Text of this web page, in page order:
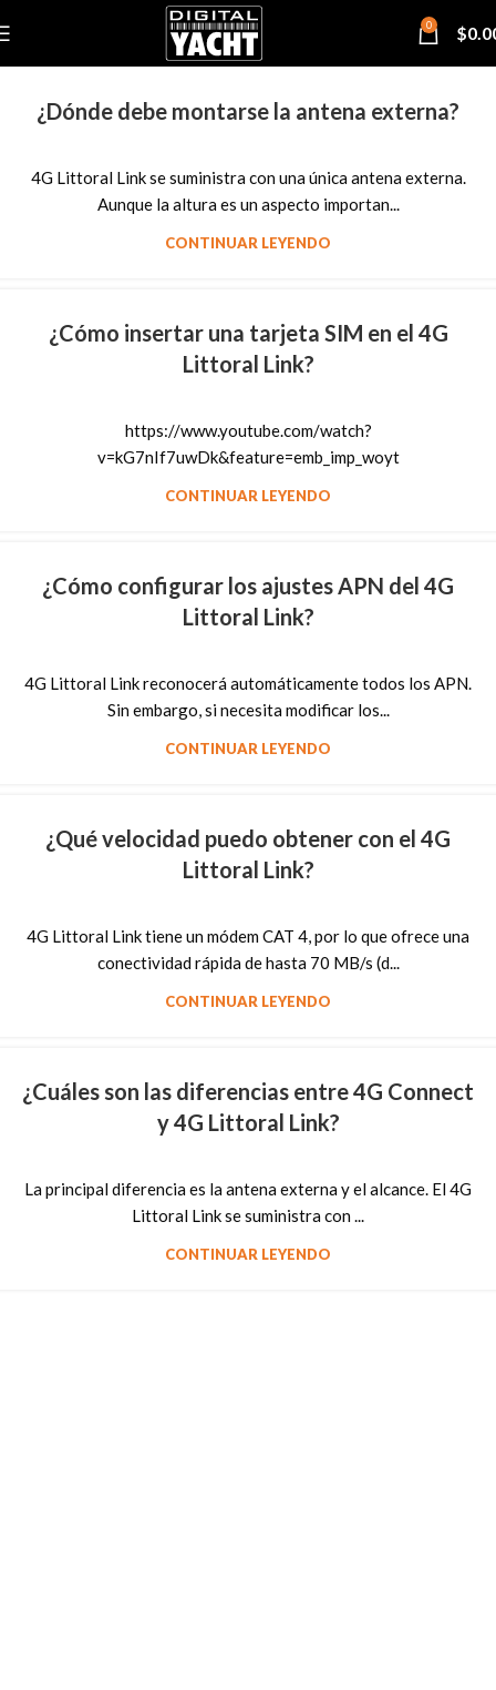
0 $
¿Dónde debe montarse la antena externa?
4G Littoral Link se suministra con una única antena externa.
Aunque la altura es un aspecto importan...
CONTINUAR LEYENDO
¿Cómo insertar una tarjeta SIM en el 4G
Littoral Link?
https://www.youtube.com/watch?
v=kG7nIf7uwDk&feature=emb_imp_woyt
CONTINUAR LEYENDO
¿Cómo configurar los ajustes APN del 4G
Littoral Link?
4G Littoral Link reconocerá automáticamente todos los APN.
Sin embargo, si necesita modificar los...
CONTINUAR LEYENDO
¿Qué velocidad puedo obtener con el 4G
Littoral Link?
4G Littoral Link tiene un módem CAT 4, por lo que ofrece una
conectividad rápida de hasta 70 MB/s (d...
CONTINUAR LEYENDO
¿Cuáles son las diferencias entre 4G Connect
y 4G Littoral Link?
La principal diferencia es la antena externa y el alcance. El 4G
Littoral Link se suministra con ...
CONTINUAR LEYENDO